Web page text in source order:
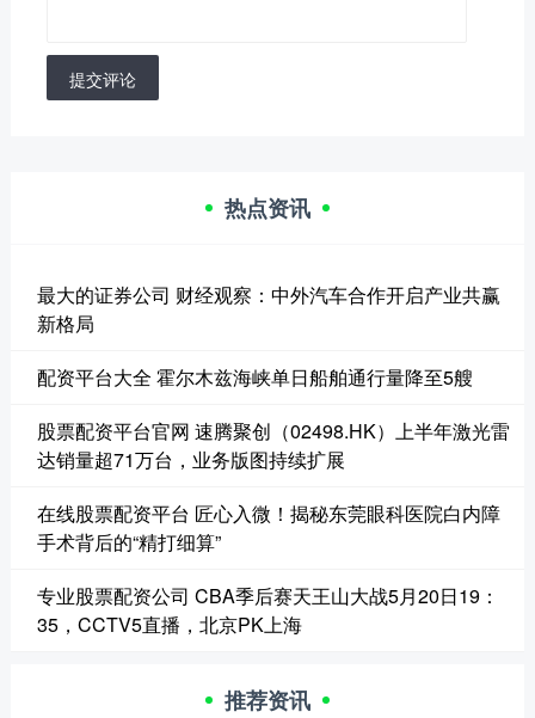
提交评论
热点资讯
最大的证券公司 财经观察：中外汽车合作开启产业共赢
新格局
配资平台大全 霍尔木兹海峡单日船舶通行量降至5艘
股票配资平台官网 速腾聚创（02498.HK）上半年激光雷
达销量超71万台，业务版图持续扩展
在线股票配资平台 匠心入微！揭秘东莞眼科医院白内障
手术背后的“精打细算”
专业股票配资公司 CBA季后赛天王山大战5月20日19：
35，CCTV5直播，北京PK上海
推荐资讯